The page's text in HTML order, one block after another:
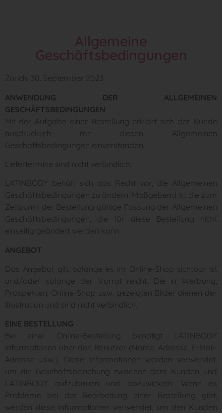
Allgemeine
Geschäftsbedingungen
Zürich, 30. September 2023
ANWENDUNG DER ALLGEMEINEN
GESCHÄFTSBEDINGUNGEN
Mit der Aufgabe einer Bestellung erklärt sich der Kunde
ausdrücklich mit diesen Allgemeinen
Geschäftsbedingungen einverstanden.
Liefertermine sind nicht verbindlich.
LATINBODY behält sich das Recht vor, die Allgemeinen
Geschäftsbedingungen zu ändern. Maßgebend ist die zum
Zeitpunkt der Bestellung gültige Fassung der Allgemeinen
Geschäftsbedingungen, die für diese Bestellung nicht
einseitig geändert werden kann.
ANGEBOT
Das Angebot gilt, solange es im Online-Shop sichtbar ist
und/oder solange der Vorrat reicht. Die in Werbung,
Prospekten, Online-Shop usw. gezeigten Bilder dienen der
Illustration und sind nicht verbindlich.
EINE BESTELLUNG
Bei einer Online-Bestellung benötigt LATINBODY
Informationen über den Benutzer (Name, Adresse, E-Mail-
Adresse usw.). Diese Informationen werden verwendet,
um die Geschäftsbeziehung zwischen dem Kunden und
LATINBODY aufzubauen und abzuwickeln. Wenn es
Probleme bei der Bearbeitung einer Bestellung gibt,
werden diese Informationen verwendet, um den Kunden